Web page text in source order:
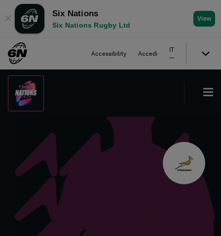
✕
Six Nations
Six Nations Rugby Ltd
View
Accessibility Accedi
IT